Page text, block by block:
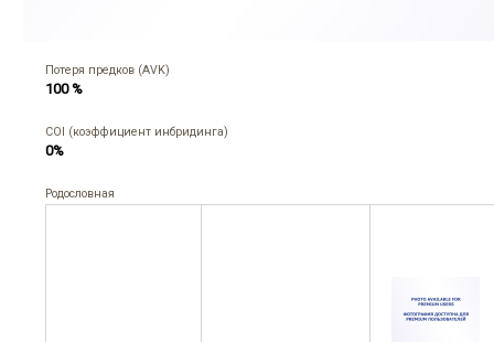
Потеря предков (AVK)
100 %
COI (коэффициент инбридинга)
0%
Родословная